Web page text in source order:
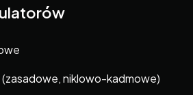
niklowo-kadmowe)